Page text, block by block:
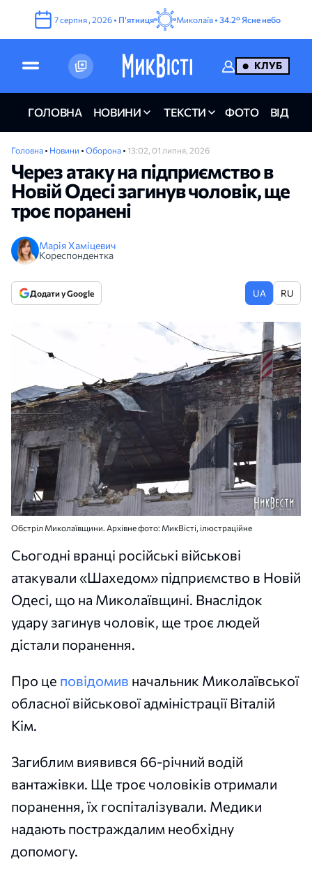
7серпня , 2026 • Пʼятниця Миколаїв • 34.2° Ясне небо
КЛУБ
ГОЛОВНА НОВИНИ ТЕКСТИ ФОТО ВІДЕО
Головна • Новини • Оборона • 13:02, 01 липня, 2026
Через атаку на підприємство в
Новій Одесі загинув чоловік, ще
троє поранені
Марія Хаміцевич
Кореспондентка
Додати у Google UA RU
Обстріл Миколаївщини. Архівне фото: МикВісті, ілюстраційне
Сьогодні вранці російські військові
атакували «Шахедом» підприємство в Новій
Одесі, що на Миколаївщині. Внаслідок
удару загинув чоловік, ще троє людей
дістали поранення.
Про це повідомив начальник Миколаївської
обласної військової адміністрації Віталій
Кім.
Загиблим виявився 66-річний водій
вантажівки. Ще троє чоловіків отримали
поранення, їх госпіталізували. Медики
надають постраждалим необхідну
допомогу.